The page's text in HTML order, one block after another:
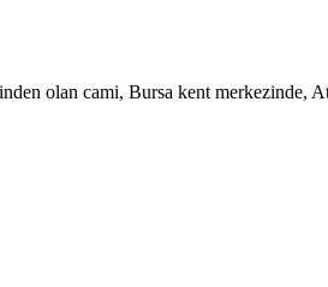
olan cami, Bursa kent merkezinde,